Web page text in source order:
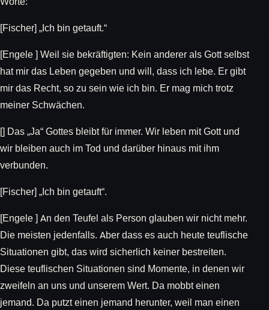
[Fischer] „Ich bin getauft.“
[Engele ] Weil sie bekräftigten: Kein anderer als Gott selbst
hat mir das Leben gegeben und will, dass ich lebe. Er gibt
mir das Recht, so zu sein wie ich bin. Er mag mich trotz
meiner Schwächen.
[] Das „Ja“ Gottes bleibt für immer. Wir leben mit Gott und
wir bleiben auch im Tod und darüber hinaus mit ihm
verbunden.
[Fischer] „Ich bin getauft“.
[Engele ] An den Teufel als Person glauben wir nicht mehr.
Die meisten jedenfalls. Aber dass es auch heute teuflische
Situationen gibt, das wird sicherlich keiner bestreiten.
Diese teuflischen Situationen sind Momente, in denen wir
zweifeln an uns und unserem Wert. Da mobbt einen
jemand. Da putzt einen jemand herunter, weil man einen